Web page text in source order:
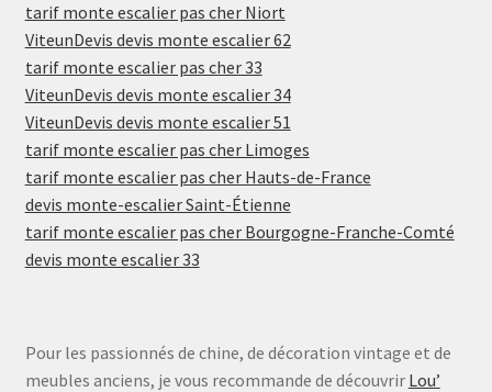
tarif monte escalier pas cher Niort
ViteunDevis devis monte escalier 62
tarif monte escalier pas cher 33
ViteunDevis devis monte escalier 34
ViteunDevis devis monte escalier 51
tarif monte escalier pas cher Limoges
tarif monte escalier pas cher Hauts-de-France
devis monte-escalier Saint-Étienne
tarif monte escalier pas cher Bourgogne-Franche-Comté
devis monte escalier 33
Pour les passionnés de chine, de décoration vintage et de
meubles anciens, je vous recommande de découvrir Lou’